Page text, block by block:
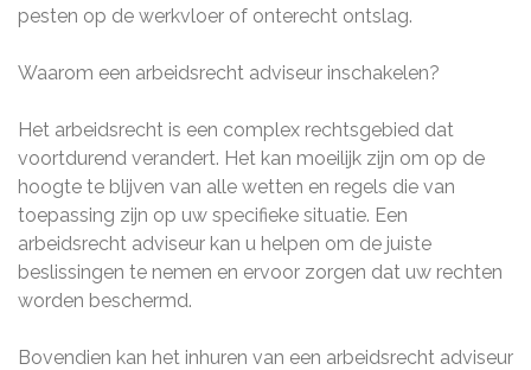
pesten op de werkvloer of onterecht ontslag.
Waarom een arbeidsrecht adviseur inschakelen?
Het arbeidsrecht is een complex rechtsgebied dat
voortdurend verandert. Het kan moeilijk zijn om op de
hoogte te blijven van alle wetten en regels die van
toepassing zijn op uw specifieke situatie. Een
arbeidsrecht adviseur kan u helpen om de juiste
beslissingen te nemen en ervoor zorgen dat uw rechten
worden beschermd.
Bovendien kan het inhuren van een arbeidsrecht adviseur